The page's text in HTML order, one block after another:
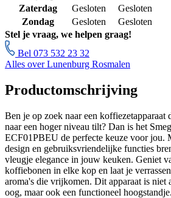
Zaterdag
Gesloten
Gesloten
Zondag
Gesloten
Gesloten
Stel je vraag, we helpen graag!
Bel 073 532 23 32
Alles over Lunenburg Rosmalen
Productomschrijving
Ben je op zoek naar een
naar een hoger niveau tilt? Dan is het
ECF01PBEU de perfecte keuze voor jou.
design en gebruiksvriendelijke functies
vleugje elegance in jouw keuken. Geniet
koffiebonen in elke kop en laat je
aroma's die vrijkomen. Dit apparaat is niet
oog, maar ook een functioneel hoogstandje.